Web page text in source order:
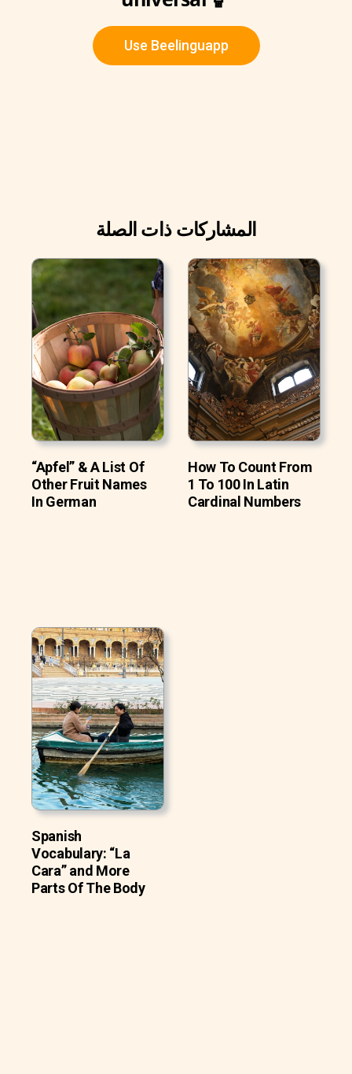
Use Beelinguapp
المشاركات ذات الصلة
“Apfel” & A List Of
Other Fruit Names
In German
How To Count From
1 To 100 In Latin
Cardinal Numbers
Spanish
Vocabulary: “La
Cara” and More
Parts Of The Body